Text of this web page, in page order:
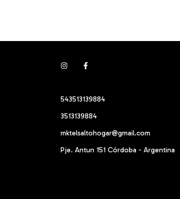
543513139884
3513139884
mktelsaltohogar@gmail.com
Pje. Antun 151 Córdoba - Argentina